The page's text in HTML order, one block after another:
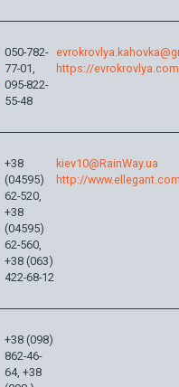
050-782-
77-01,
095-822-
55-48
https://
+38
(04595)
62-520,
+38
(04595)
62-560,
+38 (063)
422-68-12
kiev10@RainWay.ua
http://
+38 (098)
862-46-
64, +38